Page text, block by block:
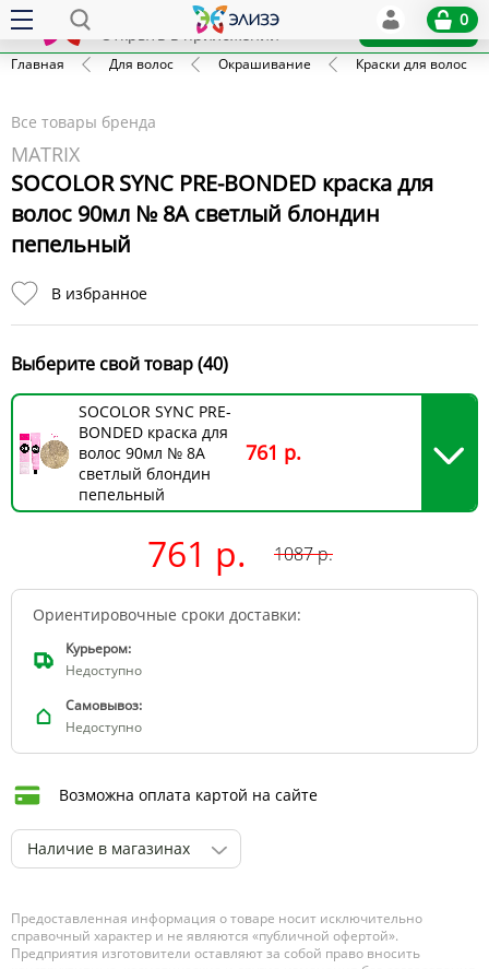
x
Открыть в приложении
Установить
0
Главная Для волос Окрашивание Краски для волос
Все товары бренда
MATRIX
SOCOLOR SYNC PRE-BONDED краска для
волос 90мл № 8A светлый блондин
пепельный
В избранное
Выберите свой товар (40)
SOCOLOR SYNC PRE-
BONDED краска для
волос 90мл № 8A
светлый блондин
пепельный
761 р.
761 р. 1087р.
Ориентировочные сроки доставки:
Курьером:
Недоступно
Самовывоз:
Недоступно
Возможна оплата картой на сайте
Наличие в магазинах
Предоставленная информация о товаре носит исключительно
справочный характер и не являются «публичной офертой».
Предприятия изготовители оставляют за собой право вносить